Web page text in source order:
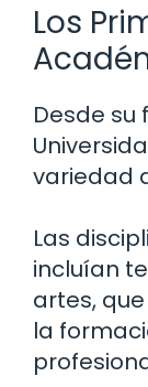
Los
Desde su
variedad
Las
incluían
artes,
la